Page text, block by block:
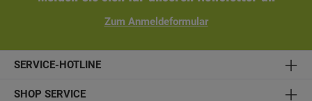
Zum Anmeldeformular
SERVICE-HOTLINE
SHOP SERVICE